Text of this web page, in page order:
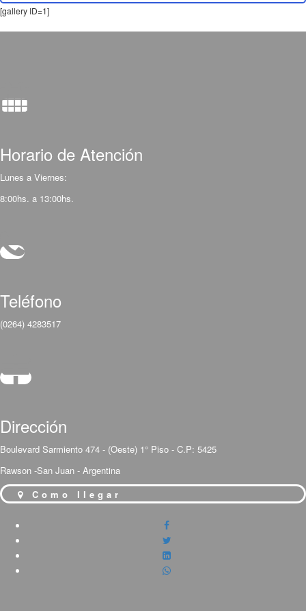
[gallery ID=1]
Horario de Atención
Lunes a Viernes:
8:00hs. a 13:00hs.
Teléfono
(0264) 4283517
Dirección
Boulevard Sarmiento 474 - (Oeste) 1° Piso - C.P: 5425
Rawson -San Juan - Argentina
Como llegar